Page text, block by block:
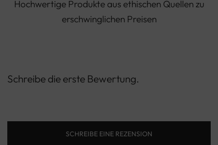
Hochwertige Produkte aus ethischen Quellen zu
erschwinglichen Preisen
Schreibe die erste Bewertung.
SCHREIBE EINE REZENSION